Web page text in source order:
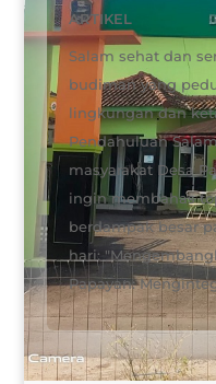
ARTIKEL
Salam sehat dan
budiman yang
lingkungan dan
Pendahuluan
masyarakat Desa
ingin membahas
berdampak besar
hari:
Papayan: